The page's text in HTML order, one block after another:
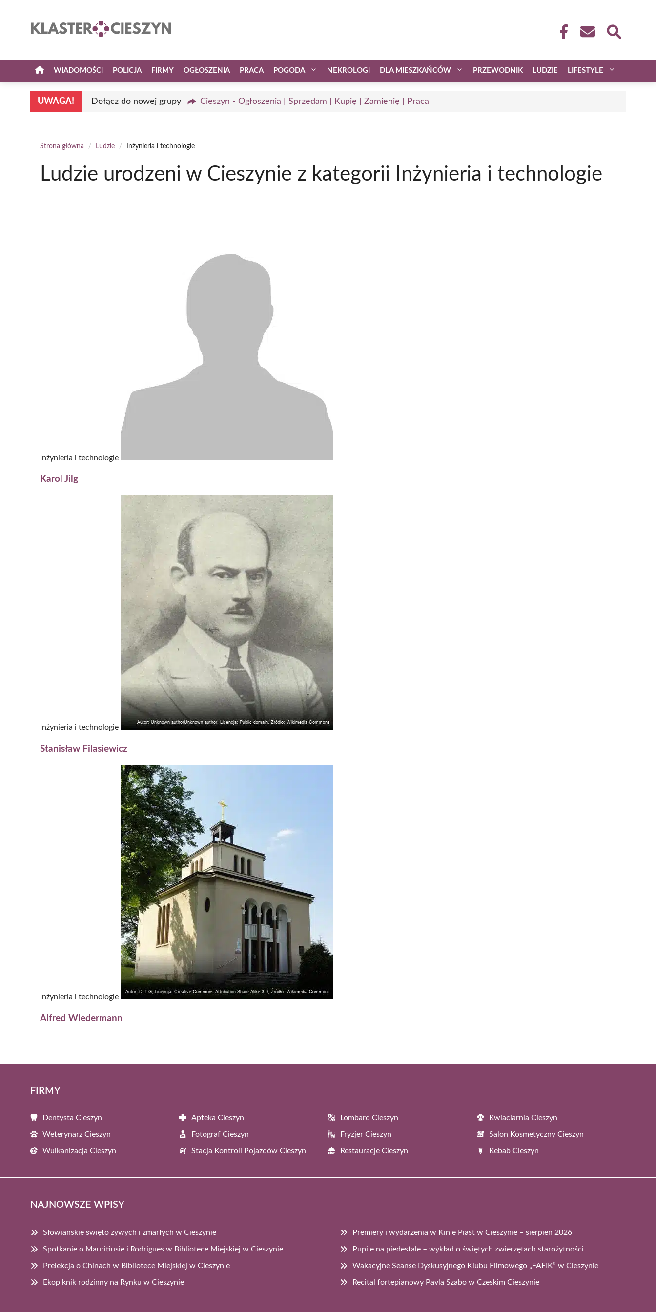
WIADOMOŚCI POLICJA FIRMY OGŁOSZENIA PRACA POGODA NEKROLOGI DLA MIESZKAŃCÓW PRZEWODNIK LUDZIE LIFESTYLE
UWAGA! Dołącz do nowej grupy Cieszyn - Ogłoszenia | Sprzedam | Kupię | Zamienię | Praca
Strona główna / Ludzie / Inżynieria i technologie
Ludzie urodzeni w Cieszynie z kategorii Inżynieria i technologie
Inżynieria i technologie
Karol Jilg
Inżynieria i technologie
Stanisław Filasiewicz
Inżynieria i technologie
Alfred Wiedermann
FIRMY
Dentysta Cieszyn Apteka Cieszyn Lombard Cieszyn Kwiaciarnia Cieszyn
Weterynarz Cieszyn Fotograf Cieszyn Fryzjer Cieszyn Salon Kosmetyczny Cieszyn
Wulkanizacja Cieszyn Stacja Kontroli Pojazdów Cieszyn Restauracje Cieszyn Kebab Cieszyn
NAJNOWSZE WPISY
Słowiańskie święto żywych i zmarłych w Cieszynie Premiery i wydarzenia w Kinie Piast w Cieszynie – sierpień 2026
Spotkanie o Mauritiusie i Rodrigues w Bibliotece Miejskiej w Cieszynie Pupile na piedestale – wykład o świętych zwierzętach starożytności
Prelekcja o Chinach w Bibliotece Miejskiej w Cieszynie Wakacyjne Seanse Dyskusyjnego Klubu Filmowego „FAFIK” w Cieszynie
Ekopiknik rodzinny na Rynku w Cieszynie Recital fortepianowy Pavla Szabo w Czeskim Cieszynie